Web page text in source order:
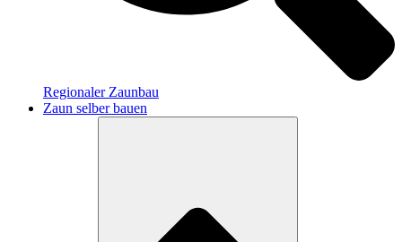
Regionaler Zaunbau
Zaun selber bauen